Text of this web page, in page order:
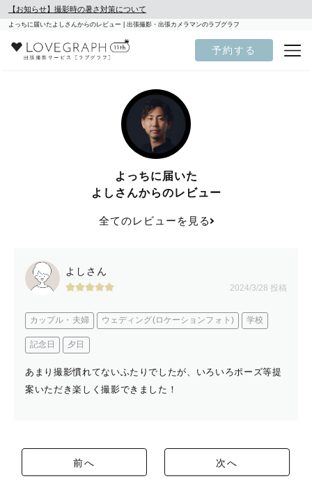
【お知らせ】撮影時の暑さ対策について
よっちに届いたよしさんからのレビュー | 出張撮影・出張カメラマンのラブグラフ
予約する
よっちに届いた
よしさんからのレビュー
全てのレビューを見る
よしさん
2024/3/28 投稿
カップル・夫婦 ウェディング(ロケーションフォト) 学校
記念日 夕日
あまり撮影慣れてないふたりでしたが、いろいろポーズ等提
案いただき楽しく撮影できました！
前へ 次へ